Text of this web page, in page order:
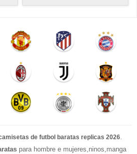
de futbol baratas replicas 2026.
para hombre e mujeres,ninos,manga